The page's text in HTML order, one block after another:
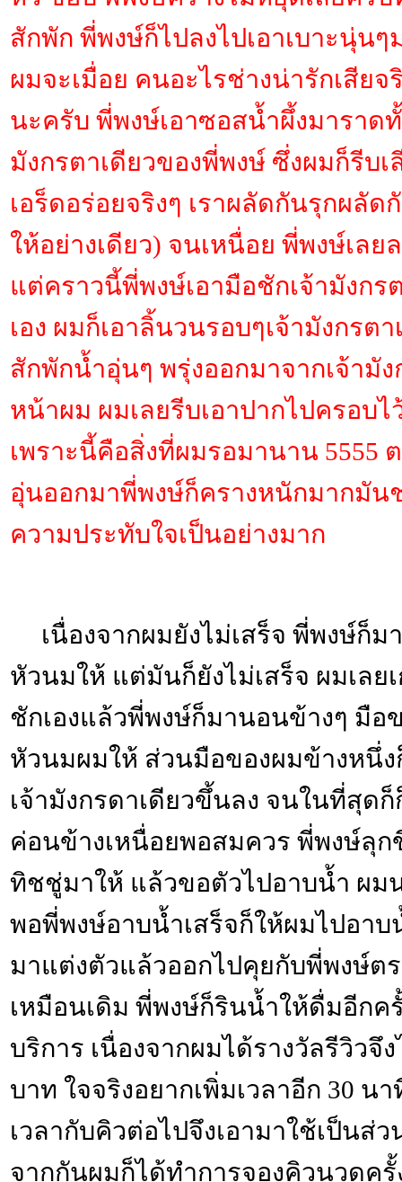
สักพัก พี่พงษ์ก็ไปลงไปเอาเบาะนุ่น
ผมจะเมื่อย คนอะไรช่างน่ารักเสีย
นะครับ พี่พงษ์เอาซอสน้ำผึ้งมาราด
มังกรตาเดียวของพี่พงษ์ ซึ่งผมก็รีบ
เอร็ดอร่อยจริงๆ เราผลัดกันรุกผลั
ให้อย่างเดียว) จนเหนื่อย พี่พงษ์เล
แต่คราวนี้พี่พงษ์เอามือชักเจ้ามังกร
เอง ผมก็เอาลิ้นวนรอบๆเจ้ามังกรต
สักพักน้ำอุ่นๆ พรุ่งออกมาจากเจ้ามั
หน้าผม ผมเลยรีบเอาปากไปครอบไ
เพราะนี้คือสิ่งที่ผมรอมานาน 5555
อุ่นออกมาพี่พงษ์ก็ครางหนักมากมัน
ความประทับใจเป็นอย่างมาก
เนื่องจากผมยังไม่เสร็จ พี่พงษ์ก็ม
หัวนมให้ แต่มันก็ยังไม่เสร็จ ผมเลย
ชักเองแล้วพี่พงษ์ก็มานอนข้างๆ มือ
หัวนมผมให้ ส่วนมือของผมข้างหนึ่
เจ้ามังกรดาเดียวขึ้นลง จนในที่สุด
ค่อนข้างเหนื่อยพอสมควร พี่พงษ์ลุก
ทิชชู่มาให้ แล้วขอตัวไปอาบน้ำ ผม
พอพี่พงษ์อาบน้ำเสร็จก็ให้ผมไปอาบ
มาแต่งตัวแล้วออกไปคุยกับพี่พงษ์ต
เหมือนเดิม พี่พงษ์ก็รินน้ำให้ดื่มอีกค
บริการ เนื่องจากผมได้รางวัลรีวิวจึ
บาท ใจจริงอยากเพิ่มเวลาอีก 30 น
เวลากับคิวต่อไปจึงเอามาใช้เป็นส่
จากกันผมก็ได้ทำการจองคิวนวดค